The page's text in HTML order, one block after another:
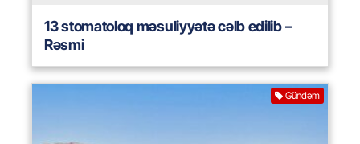
13 stomatoloq məsuliyyətə cəlb edilib –
Rəsmi
Gündəm